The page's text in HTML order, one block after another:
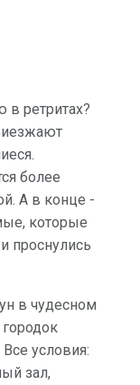
в ретритах?
более
А в конце -
которые
проснулись
в чудесном
условия:
зал,